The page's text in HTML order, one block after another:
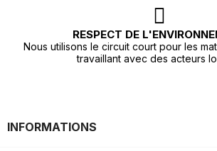
RESPECT DE
Nous utilisons le circuit court pour les
travaillant avec des acteurs
INFORMATIONS